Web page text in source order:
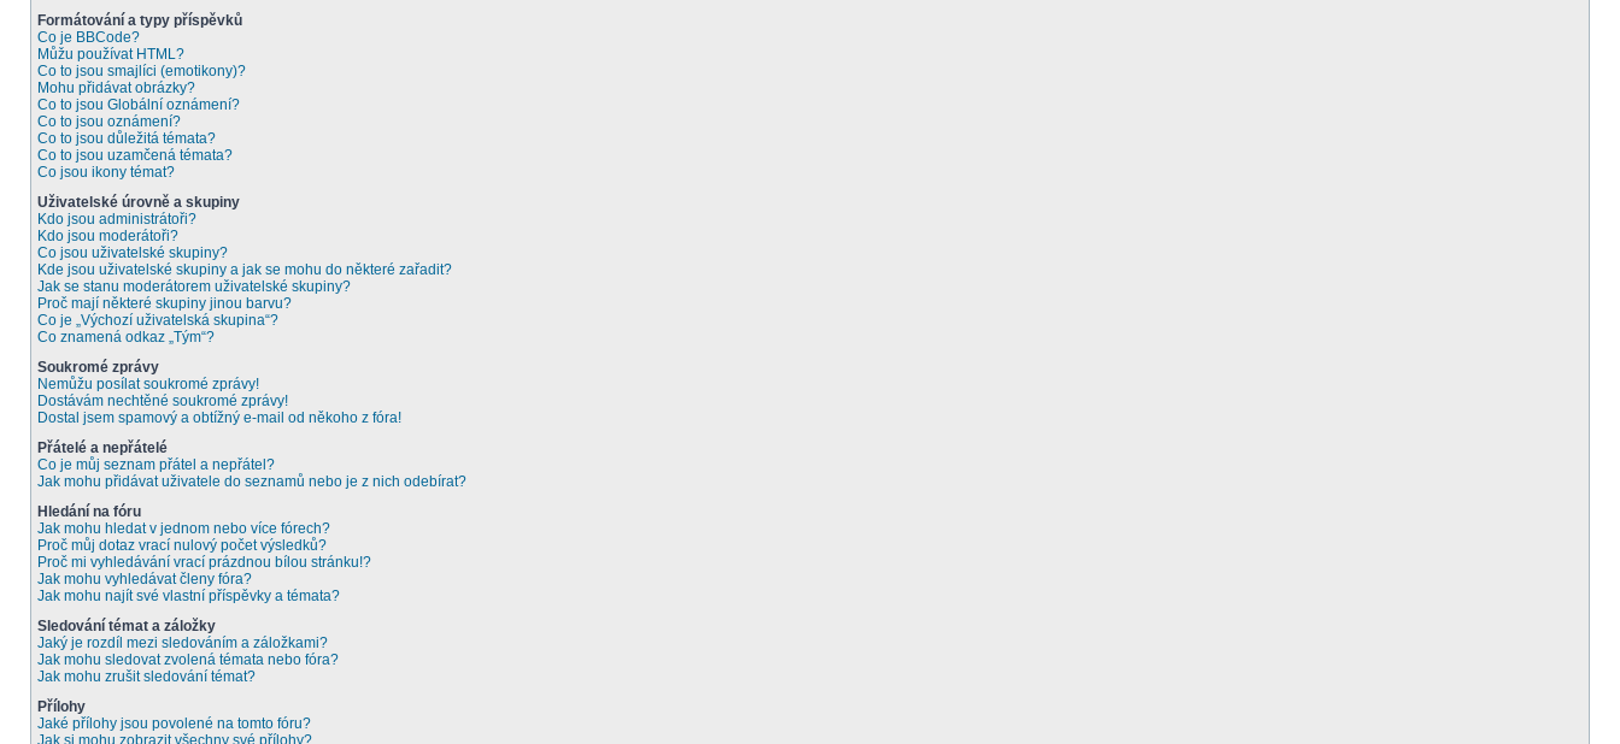
Formátování a typy příspěvků
Co je BBCode?
Můžu používat HTML?
Co to jsou smajlíci (emotikony)?
Mohu přidávat obrázky?
Co to jsou Globální oznámení?
Co to jsou oznámení?
Co to jsou důležitá témata?
Co to jsou uzamčená témata?
Co jsou ikony témat?
Uživatelské úrovně a skupiny
Kdo jsou administrátoři?
Kdo jsou moderátoři?
Co jsou uživatelské skupiny?
Kde jsou uživatelské skupiny a jak se mohu do některé zařadit?
Jak se stanu moderátorem uživatelské skupiny?
Proč mají některé skupiny jinou barvu?
Co je „Výchozí uživatelská skupina“?
Co znamená odkaz „Tým“?
Soukromé zprávy
Nemůžu posílat soukromé zprávy!
Dostávám nechtěné soukromé zprávy!
Dostal jsem spamový a obtížný e-mail od někoho z fóra!
Přátelé a nepřátelé
Co je můj seznam přátel a nepřátel?
Jak mohu přidávat uživatele do seznamů nebo je z nich odebírat?
Hledání na fóru
Jak mohu hledat v jednom nebo více fórech?
Proč můj dotaz vrací nulový počet výsledků?
Proč mi vyhledávání vrací prázdnou bílou stránku!?
Jak mohu vyhledávat členy fóra?
Jak mohu najít své vlastní příspěvky a témata?
Sledování témat a záložky
Jaký je rozdíl mezi sledováním a záložkami?
Jak mohu sledovat zvolená témata nebo fóra?
Jak mohu zrušit sledování témat?
Přílohy
Jaké přílohy jsou povolené na tomto fóru?
Jak si mohu zobrazit všechny své přílohy?